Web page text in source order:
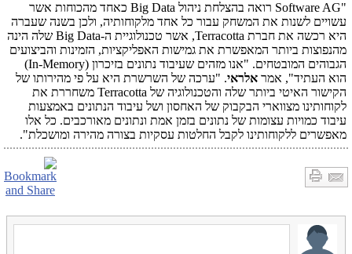
"
Software AG רואה בהצלחת ניהול Big Data כאחד מהכוחות אשר
עשויים לשנות את המשחק עבור כל אחד מלקוחותיה, ולכן בשנה שעברה
היא רכשה את חברת Terracotta, אשר טכנולוגיית ה-Big Data שלה הינה
מהנפוצות ביותר המאפשרת את גמישות האפליקציות, הזמינות והביצועים
הגבוהים המובטחים. "אנו מזהים שעיבוד נתונים בזיכרון (In-Memory)
הוא העתיד", אמר אלראי. "ערכה של השרשרת היא על פי מהירותו של
הקישור האיטי ביותר שלה והטכנולוגיה של Terracotta משחררת את
לקוחותינו מצווארי הבקבוק של האחסון ושל עיבוד הנתונים באמצעות
עיבוד כמויות עצומות של נתונים בזמן אמת ונתונים מאורכבים. כל אלו
מאפשרים ללקוחותינו לקבל החלטות עסקיות בצורה מהירה ומושכלת".